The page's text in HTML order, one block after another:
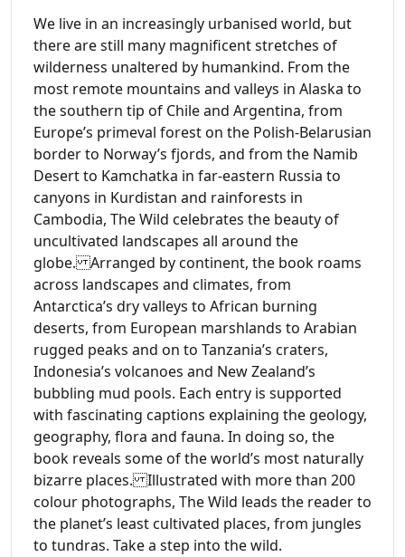
We live in an increasingly urbanised world, but
there are still many magnificent stretches of
wilderness unaltered by humankind. From the
most remote mountains and valleys in Alaska to
the southern tip of Chile and Argentina, from
Europe’s primeval forest on the Polish-Belarusian
border to Norway’s fjords, and from the Namib
Desert to Kamchatka in far-eastern Russia to
canyons in Kurdistan and rainforests in
Cambodia, The Wild celebrates the beauty of
uncultivated landscapes all around the
globe. Arranged by continent, the book roams
across landscapes and climates, from
Antarctica’s dry valleys to African burning
deserts, from European marshlands to Arabian
rugged peaks and on to Tanzania’s craters,
Indonesia’s volcanoes and New Zealand’s
bubbling mud pools. Each entry is supported
with fascinating captions explaining the geology,
geography, flora and fauna. In doing so, the
book reveals some of the world’s most naturally
bizarre places. Illustrated with more than 200
colour photographs, The Wild leads the reader to
the planet’s least cultivated places, from jungles
to tundras. Take a step into the wild.